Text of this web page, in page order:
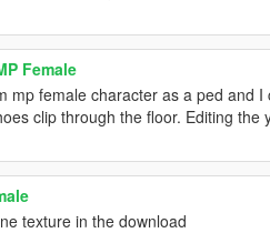
Female
mp female character as a ped and
clip through the floor. Editing the
texture in the download